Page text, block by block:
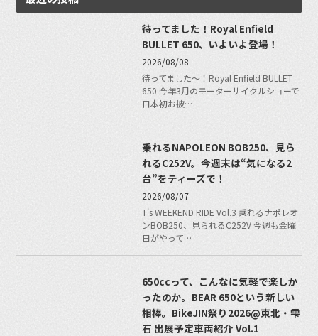
待ってました！Royal Enfield
BULLET 650、いよいよ登場！
2026/08/08
待ってました〜！Royal Enfield BULLET
650 今年3月のモーターサイクルショーで
日本初お披…
乗れるNAPOLEON BOB250、見ら
れるC252V。今週末は“気になる2
台”をティーズで！
2026/08/07
T's WEEKEND RIDE Vol.3 乗れるナポレオ
ンBOB250、見られるC252V 今週も金曜
日がやって…
650ccって、こんなに気軽で楽しか
ったのか。BEAR 650という新しい
相棒。BikeJIN祭り2026@東北・雫
石 出展予定車両紹介 Vol.1